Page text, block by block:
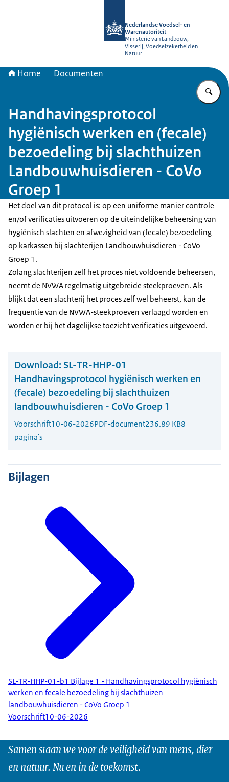
Nederlandse Voedsel- en
Warenautoriteit
Ministerie van Landbouw,
Visserij, Voedselzekerheid en
Natuur
Home Documenten
Handhavingsprotocol
hygiënisch werken en (fecale)
bezoedeling bij slachthuizen
Landbouwhuisdieren - CoVo
Groep 1
Het doel van dit protocol is: op een uniforme manier controle
en/of verificaties uitvoeren op de uiteindelijke beheersing van
hygiënisch slachten en afwezigheid van (fecale) bezoedeling
op karkassen bij slachterijen Landbouwhuisdieren - CoVo
Groep 1.
Zolang slachterijen zelf het proces niet voldoende beheersen,
neemt de NVWA regelmatig uitgebreide steekproeven. Als
blijkt dat een slachterij het proces zelf wel beheerst, kan de
frequentie van de NVWA-steekproeven verlaagd worden en
worden er bij het dagelijkse toezicht verificaties uitgevoerd.
Download: SL-TR-HHP-01
Handhavingsprotocol hygiënisch werken en
(fecale) bezoedeling bij slachthuizen
landbouwhuisdieren - CoVo Groep 1
Voorschrift10-06-2026PDF-document236.89 KB8
pagina's
Bijlagen
SL-TR-HHP-01-b1 Bijlage 1 - Handhavingsprotocol hygiënisch
werken en fecale bezoedeling bij slachthuizen
landbouwhuisdieren - CoVo Groep 1
Voorschrift10-06-2026
Samen staan we voor de veiligheid van mens, dier
en natuur. Nu en in de toekomst.